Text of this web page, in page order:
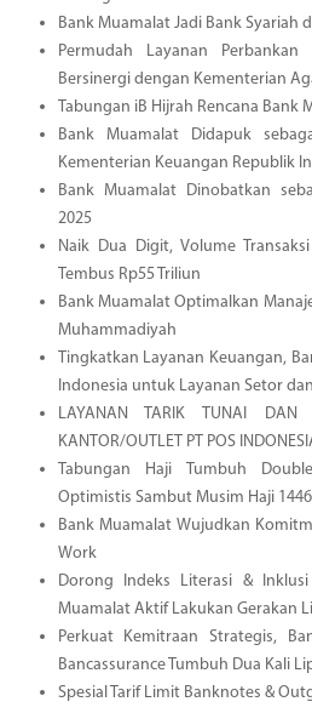
Bank Muamalat Jadi Bank Syariah
Permudah Layanan
Bersinergi dengan Kementerian
Tabungan iB Hijrah Rencana Bank
Bank Muamalat Didapuk
Kementerian Keuangan Republik
Bank Muamalat Dinobatkan
2025
Naik Dua Digit, Volume
Tembus Rp55 Triliun
Bank Muamalat Optimalkan
Muhammadiyah
Tingkatkan Layanan Keuangan,
Indonesia untuk Layanan Setor
LAYANAN TARIK TUNAI DAN
KANTOR/OUTLET PT POS
Tabungan Haji Tumbuh
Optimistis Sambut Musim Haji 1446
Bank Muamalat Wujudkan
Work
Dorong Indeks Literasi &
Muamalat Aktif Lakukan Gerakan
Perkuat Kemitraan Strategis,
Bancassurance Tumbuh Dua Kali
Spesial Tarif Limit Banknotes &